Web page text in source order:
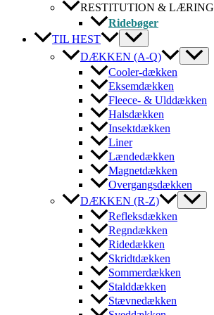
RESTITUTION & LÆRING
Ridebøger
TIL HEST
DÆKKEN (A-Q)
Cooler-dækken
Eksemdækken
Fleece- & Ulddækken
Halsdækken
Insektdækken
Liner
Lændedækken
Magnetdækken
Overgangsdækken
DÆKKEN (R-Z)
Refleksdækken
Regndækken
Ridedækken
Skridtdækken
Sommerdækken
Stalddækken
Stævnedækken